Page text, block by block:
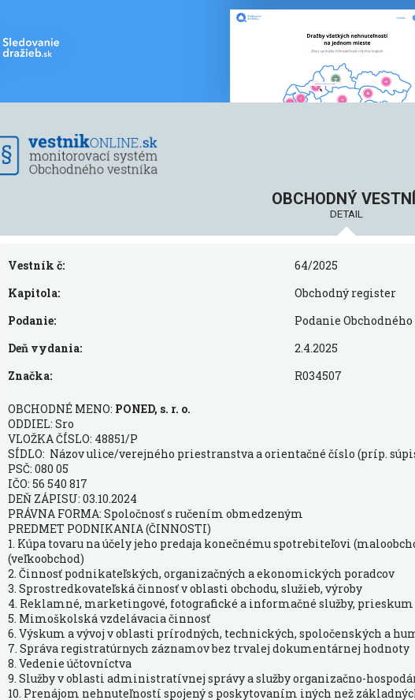
OBCHODNÝ
DETAIL
Vestník č:
64/2025
Kapitola:
Obchodný register
Podanie:
Podanie
Deň vydania:
2.4.2025
Značka:
R034507
OBCHODNÉ MENO: PONED, s. r. o.
ODDIEL: Sro
VLOŽKA ČÍSLO: 48851/P
SÍDLO: Názov ulice/verejného priestranstva a orientačné číslo (príp.
PSČ: 080 05
IČO: 56 540 817
DEŇ ZÁPISU: 03.10.2024
PRÁVNA FORMA: Spoločnosť s ručením obmedzeným
PREDMET PODNIKANIA (ČINNOSTI)
1. Kúpa tovaru na účely jeho predaja konečnému spotrebiteľovi
(veľkoobchod)
2. Činnosť podnikateľských, organizačných a ekonomických poradcov
3. Sprostredkovateľská činnosť v oblasti obchodu, služieb, výroby
4. Reklamné, marketingové, fotografické a informačné služby,
5. Mimoškolská vzdelávacia činnosť
6. Výskum a vývoj v oblasti prírodných, technických, spoločenských a
7. Správa registratúrnych záznamov bez trvalej dokumentárnej hodnoty
8. Vedenie účtovníctva
9. Služby v oblasti administratívnej správy a služby organizačno-
10. Prenájom nehnuteľností spojený s poskytovaním iných než